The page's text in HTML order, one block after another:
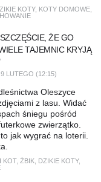
KOTY, KOTY DOMOWE,
ŻE GO
TAJEMNIC KRYJĄ
LUTEGO (12:15)
Oleszyce
z lasu. Widać
śniegu pośród
zwierzątko.
jak wygrać na loterii.
KOT, ŻBIK, DZIKIE KOTY,